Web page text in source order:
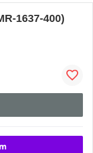
1637-400)